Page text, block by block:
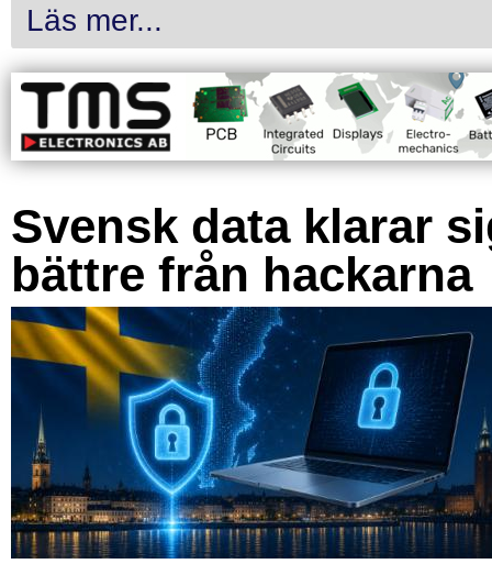
Läs mer...
Svensk data klarar
bättre från hackarna